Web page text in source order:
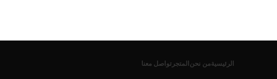
الرئيسيةمن نحنالمتجر تواصل معنا